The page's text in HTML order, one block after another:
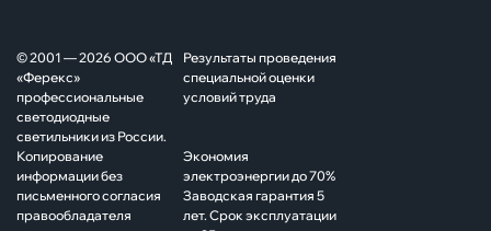
© 2001 — 2026 ООО «ТД
«Ферекс»
профессиональные
светодиодные
светильники из России.
Результаты проведения
специальной оценки
условий труда
Копирование
информации без
письменного согласия
правообладателя
Экономия
электроэнергии до 70%
Заводская гарантия 5
лет. Срок эксплуатации